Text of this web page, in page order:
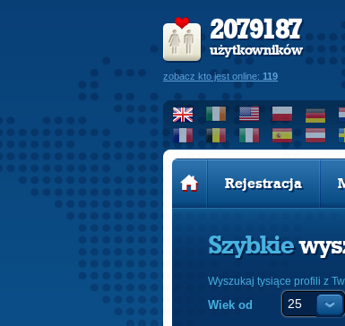
2079187
użytkowników
zobacz kto jest online: 119
Rejestracja
Szybkie
Wyszukaj tysiące profili z
Wiek od